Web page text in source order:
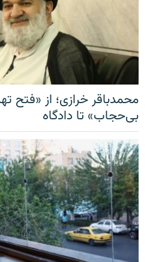
محمدباقر خرازی؛ از «فتح
بی‌حجاب» تا دادگاه